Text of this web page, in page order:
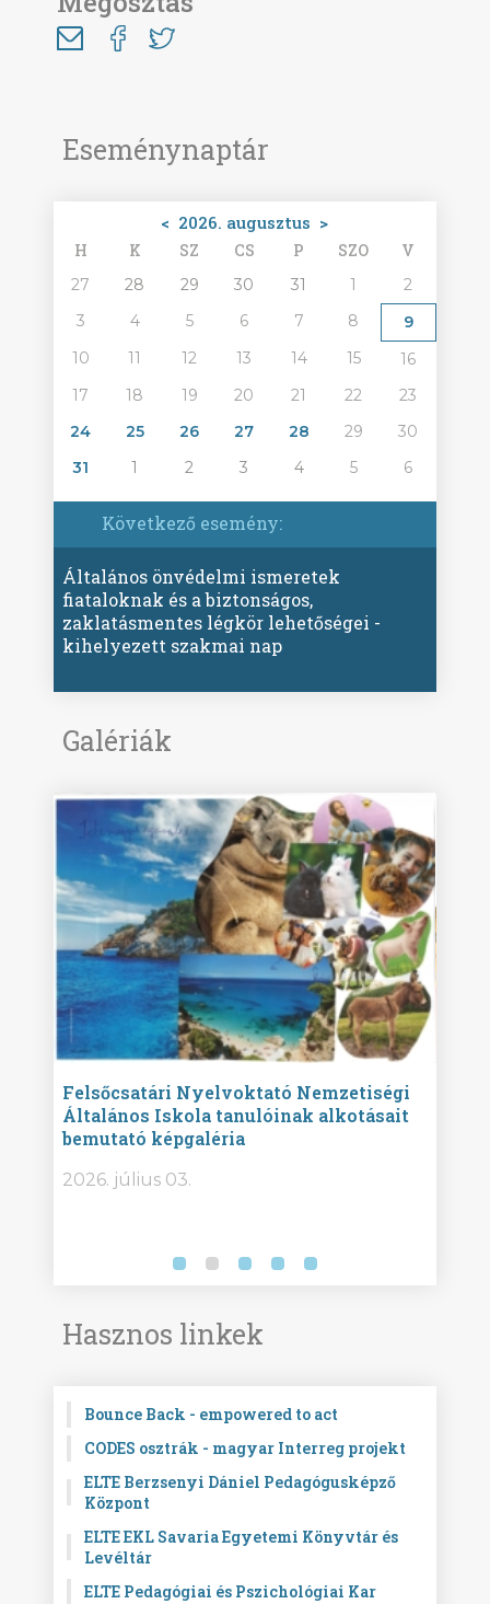
Eseménynaptár
< 2026. augusztus >
H K SZ CS P SZO V
27 28 29 30 31 1
2
3
4 5 6 7 8
9
10
11 12 13 14 15
16
17
18 19 20 21 22
23
24
25 26 27 28 29
30
31
1 2 3 4 5 6
Következő esemény:
Általános önvédelmi ismeretek
fiataloknak és a biztonságos,
zaklatásmentes légkör lehetőségei -
kihelyezett szakmai nap
Galériák
Felsőcsatári Nyelvoktató Nemzetiségi
Általános Iskola tanulóinak alkotásait
bemutató képgaléria
2026. július 03.
Hasznos linkek
Bounce Back - empowered to act
CODES osztrák - magyar Interreg projekt
ELTE Berzsenyi Dániel Pedagógusképző
Központ
ELTE EKL Savaria Egyetemi Könyvtár és
Levéltár
ELTE Pedagógiai és Pszichológiai Kar